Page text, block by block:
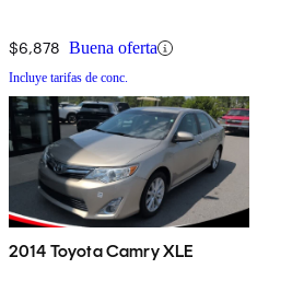
$6,878 Buena oferta
Incluye tarifas de conc.
2014 Toyota Camry XLE